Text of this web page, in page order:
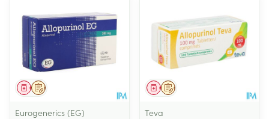
Op voorschrift
Geneesmiddel
Eurogenerics (EG)
Op voorschrift
Geneesmiddel
Teva